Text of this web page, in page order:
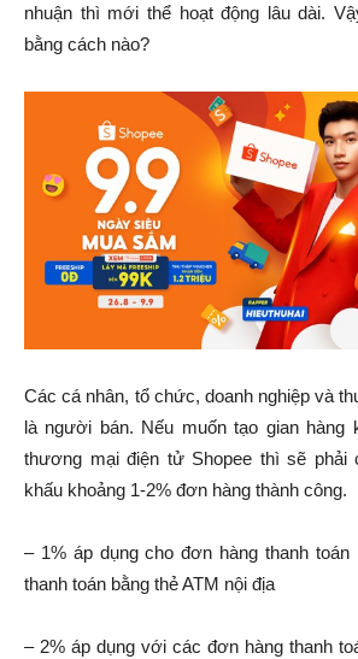
nhuận thì mới thể hoạt động lâu dài.
bằng cách nào?
Các cá nhân, tổ chức, doanh nghiệp và
là người bán. Nếu muốn tạo gian hàng
thương mại điện tử Shopee thì sẽ phải
khấu khoảng 1-2% đơn hàng thành công.
– 1% áp dụng cho đơn hàng thanh toán
thanh toán bằng thẻ ATM nội địa
– 2% áp dụng với các đơn hàng thanh